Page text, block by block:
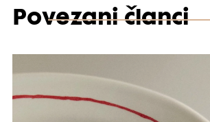
Povezani članci